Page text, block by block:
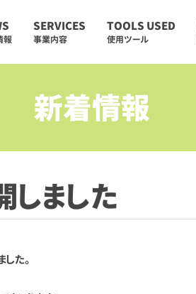
報
SERVICES
事業内容
TOOLS USED
使用ツール
新着情報
ました
た。